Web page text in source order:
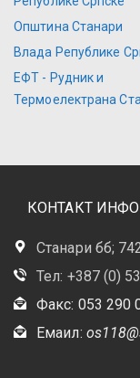
Општина Станари
Влада Републике
ЕФТ - Рудник и
Термоелектрана
КОНТАКТ
Станари бб;
Тел: +387 (0)
Факс: 053 290
Емаил: